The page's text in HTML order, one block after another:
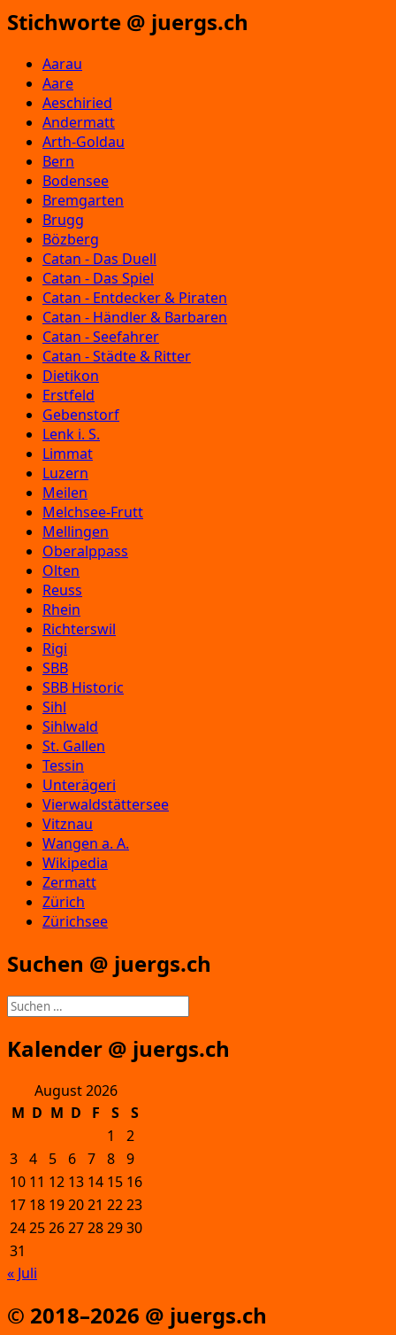
Stichworte @ juergs.ch
Aarau
Aare
Aeschiried
Andermatt
Arth-Goldau
Bern
Bodensee
Bremgarten
Brugg
Bözberg
Catan - Das Duell
Catan - Das Spiel
Catan - Entdecker & Piraten
Catan - Händler & Barbaren
Catan - Seefahrer
Catan - Städte & Ritter
Dietikon
Erstfeld
Gebenstorf
Lenk i. S.
Limmat
Luzern
Meilen
Melchsee-Frutt
Mellingen
Oberalppass
Olten
Reuss
Rhein
Richterswil
Rigi
SBB
SBB Historic
Sihl
Sihlwald
St. Gallen
Tessin
Unterägeri
Vierwaldstättersee
Vitznau
Wangen a. A.
Wikipedia
Zermatt
Zürich
Zürichsee
Suchen @ juergs.ch
Suchen
nach:
Kalender @ juergs.ch
August 2026
M D M D F S
S
1
2
3 4 5 6 7 8 9
10 11 12 13 14 15 16
17 18 192021 2223
24252627282930
31
« Juli
© 2018–2026 @ juergs.ch